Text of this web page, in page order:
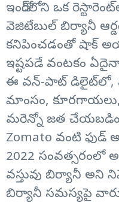
ఇండోర్‌లోని ఒక
వెజిటేబుల్ బిర్యానీ
కనిపించడంతో షాక్
ఇష్టపడే వంటకం
ఈ వన్-పాట్ డిలైట్‌లో,
మాంసం, కూరగాయలు,
మరెన్నో జత
Zomato వంటి ఫుడ్
2022 సంవత్సరంలో
వస్తువు బిర్యానీ
బిర్యానీ సమస్యపై